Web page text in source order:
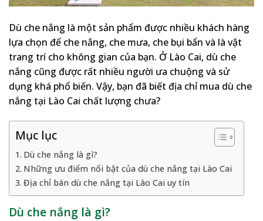
Dù che nắng là một sản phẩm được nhiều khách hàng
lựa chọn để che nắng, che mưa, che bụi bẩn và là vật
trang trí cho không gian của bạn. Ở Lào Cai, dù che
nắng cũng được rất nhiều người ưa chuộng và sử
dụng khá phổ biến. Vậy, bạn đã biết địa chỉ mua dù che
nắng tại Lào Cai chất lượng chưa?
Mục lục
Dù che nắng là gì?
Những ưu điểm nổi bật của dù che nắng tại Lào Cai
Địa chỉ bán dù che nắng tại Lào Cai uy tín
Dù che nắng là gì?